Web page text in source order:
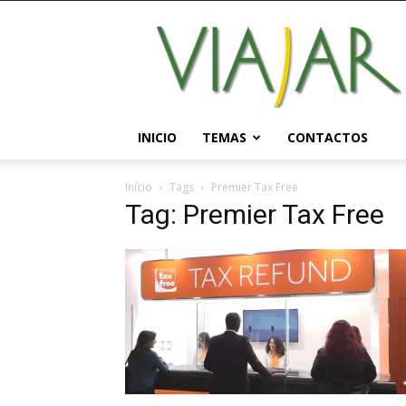
Viajar
Magazine
Online
INICIO TEMAS CONTACTOS
Início Tags Premier Tax Free
Tag: Premier Tax Free